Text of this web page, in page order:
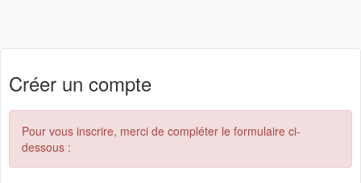
Créer un compte
Pour vous inscrire, merci de compléter le formulaire ci-
dessous :